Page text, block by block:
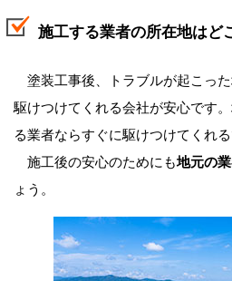
施工する業者の所在地はど
塗装工事後、トラブルが起こっ
駆けつけてくれる会社が安心です
る業者ならすぐに駆けつけてくれる
施工後の安心のためにも地元の
ょう。